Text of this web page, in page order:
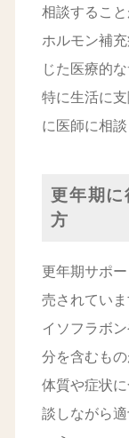
相談すること
ホルモン補
じた医療的
特に生活に
に医師に相談
更年期
方
更年期サポ
売されてい
イソフラボ
分を含むも
体質や症状
談しながら